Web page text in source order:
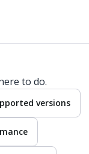
to do.
versions